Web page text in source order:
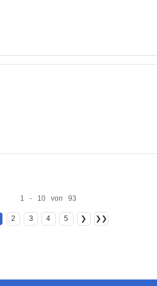
1 - 10 von 93
2 3 4 5 ❯ ❯❯